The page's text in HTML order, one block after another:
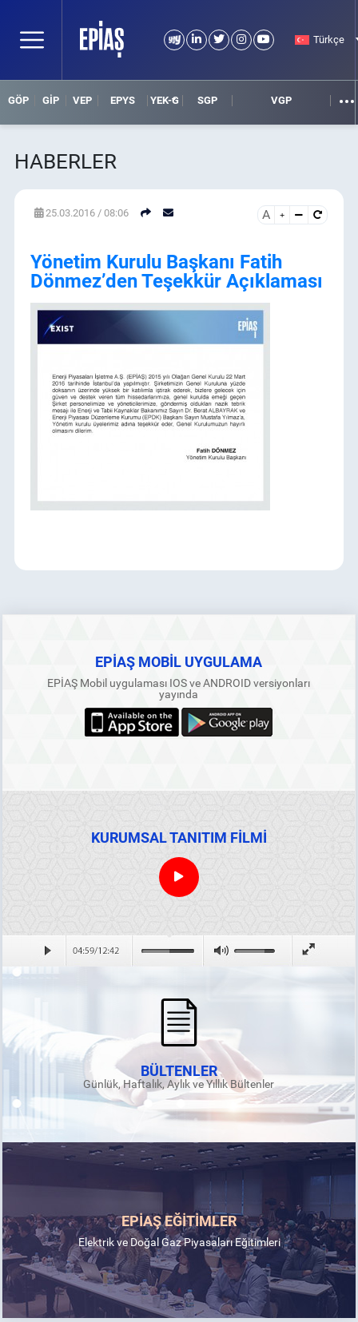
Türkçe
GÖP GİP VEP EPYS YEK-G SGP VGP
HABERLER
RSS
25.03.2016 / 08:06 A
Yönetim Kurulu Başkanı Fatih
Dönmez’den Teşekkür Açıklaması
EPİAŞ MOBİL UYGULAMA
EPİAŞ Mobil uygulaması IOS ve ANDROID versiyonları
yayında
KURUMSAL TANITIM FİLMİ
BÜLTENLER
Günlük, Haftalık, Aylık ve Yıllık Bültenler
EPİAŞ EĞİTİMLER
Elektrik ve Doğal Gaz Piyasaları Eğitimleri